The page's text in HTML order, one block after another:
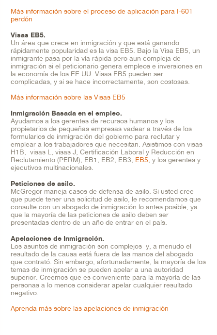
Más información sobre el proceso de aplicación para I-601
perdón
Visas EB5.
Un área que crece en inmigración y que está ganando
rápidamente popularidad es la visa EB5. Bajo la Visa EB5, un
inmigrante pasa por la vía rápida pero aun compleja de
inmigración si el peticionario genera empleos e inversiones en
la economía de los EE.UU. Visas EB5 pueden ser
complicadas, y si se hace incorrectamente, son costosas.
Más información sobre las Visas EB5
Inmigración Basada en el empleo.
Ayudamos a los gerentes de recursos humanos y los
propietarios de pequeñas empresas vadear a través de los
formularios de inmigración del gobierno para reclutar y
emplear a los trabajadores que necesitan. Asistimos con visas
H1B, visas L, visas J, Certificación Laboral y Reducción en
Reclutamiento (PERM), EB1, EB2, EB3, EB5 , y los gerentes y
ejecutivos multinacionales.
Peticiones de asilo.
McGregor maneja casos de defensa de asilo. Si usted cree
que puede tener una solicitud de asilo, le recomendamos que
consulte con un abogado de inmigración lo antes posible, ya
que la mayoría de las peticiones de asilo deben ser
presentadas dentro de un año de entrar en el país.
Apelaciones de Inmigración.
Los asuntos de inmigración son complejos y, a menudo el
resultado de la causa está fuera de las manos del abogado
que contrató. Sin embargo, afortunadamente, la mayoría de los
temas de inmigración se pueden apelar a una autoridad
superior. Creemos que es conveniente para la mayoría de las
personas a lo menos considerar apelar cualquier resultado
negativo.
Aprenda más sobre las apelaciones de inmigración